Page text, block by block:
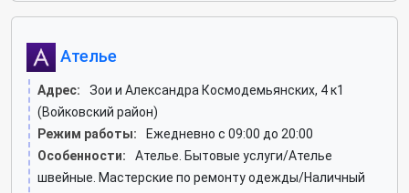
Ателье
Адрес:
Зои и Александра Космодемьянских, 4 к1
(Войковский район)
Режим работы:
Ежедневно с 09:00 до 20:00
Особенности:
Ателье. Бытовые услуги/Ателье
швейные. Мастерские по ремонту одежды/Наличный